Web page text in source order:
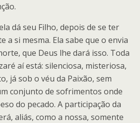
dá seu Filho, depois de se ter
a si mesma. Ela sabe que o envia
que Deus lhe dará isso. Toda
aí está: silenciosa, misteriosa,
já sob o véu da Paixão, sem
conjunto de sofrimentos onde
do pecado. A participação da
aliás, como a nossa, somente